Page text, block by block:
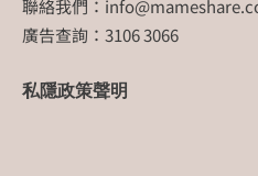
聯絡我們：
廣告查詢：3106 3066
私隱政策聲明